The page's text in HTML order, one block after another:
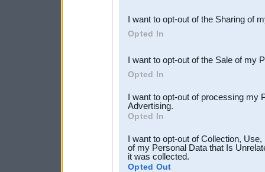
Downstream Participants
third parties.
I want to opt-out of the Sharing of
Opted In
I want to opt-out of the Sale of my
Opted In
I want to opt-out of processing my
Advertising.
Opted In
I want to opt-out of Collection,
of my Personal Data that Is
it was collected.
Opted Out